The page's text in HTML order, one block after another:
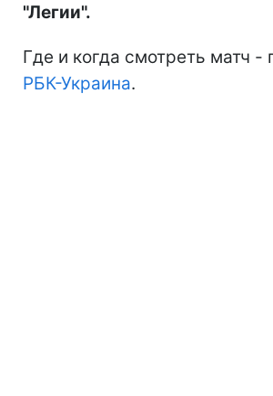
"Легии".
Где и когда смотреть матч -
РБК-Украина.